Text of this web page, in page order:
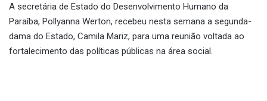
A secretária de Estado do Desenvolvimento Humano da
Paraíba, Pollyanna Werton, recebeu nesta semana a segunda-
dama do Estado, Camila Mariz, para uma reunião voltada ao
fortalecimento das políticas públicas na área social.